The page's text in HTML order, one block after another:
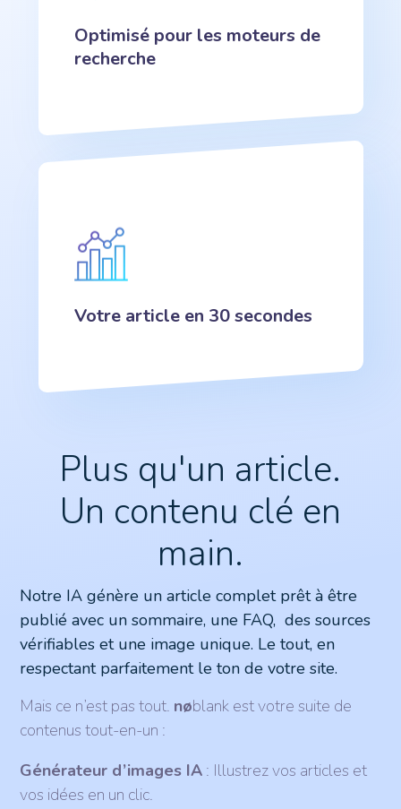
Optimisé pour les moteurs de
recherche
Votre article en 30 secondes
Plus qu'un article.
Un contenu clé en
main.
Notre IA génère un article complet prêt à être
publié avec un sommaire, une FAQ, des sources
vérifiables et une image unique. Le tout, en
respectant parfaitement le ton de votre site.
Mais ce n’est pas tout. nøblank est votre suite de
contenus tout-en-un :
Générateur d’images IA : Illustrez vos articles et
vos idées en un clic.